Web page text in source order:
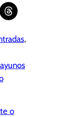
Share on Threads
o